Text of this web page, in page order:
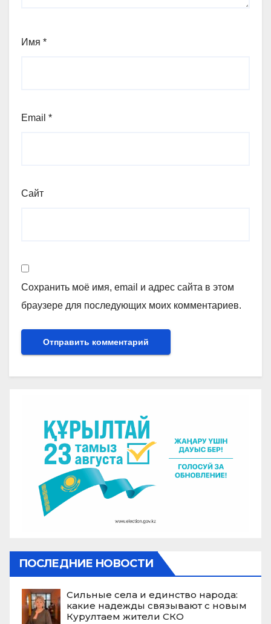
Имя *
Email *
Сайт
Сохранить моё имя, email и адрес сайта в этом
браузере для последующих моих комментариев.
ПОСЛЕДНИЕ НОВОСТИ
Сильные села и единство народа:
какие надежды связывают с новым
Курултаем жители СКО